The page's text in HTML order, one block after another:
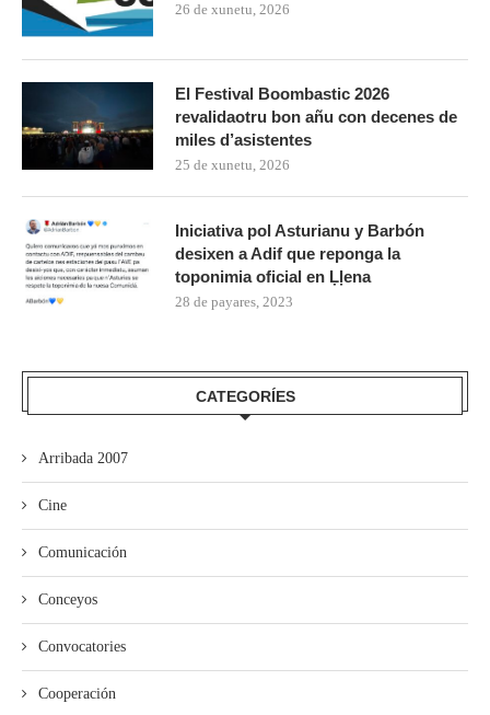
26 de xunetu, 2026
El Festival Boombastic 2026
revalidaotru bon añu con decenes de
miles d’asistentes
25 de xunetu, 2026
Iniciativa pol Asturianu y Barbón
desixen a Adif que reponga la
toponimia oficial en Ḷḷena
28 de payares, 2023
CATEGORÍES
Arribada 2007
Cine
Comunicación
Conceyos
Convocatories
Cooperación